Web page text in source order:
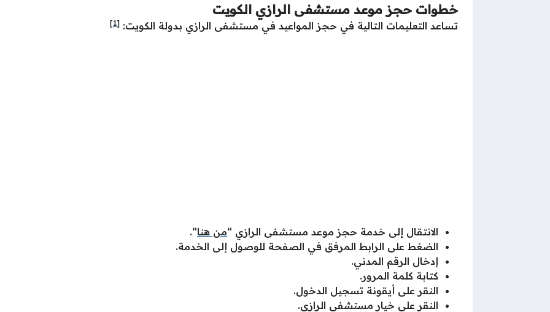
خطوات حجز موعد مستشفى الرازي الكويت
تساعد التعليمات التالية في حجز المواعيد في مستشفى الرازي بدولة الكويت: [1]
الانتقال إلى خدمة حجز موعد مستشفى الرازي “من هنا“.
الضغط على الرابط المرفق في الصفحة للوصول إلى الخدمة.
إدخال الرقم المدني.
كتابة كلمة المرور.
النقر على أيقونة تسجيل الدخول.
النقر على خيار مستشفى الرازي.